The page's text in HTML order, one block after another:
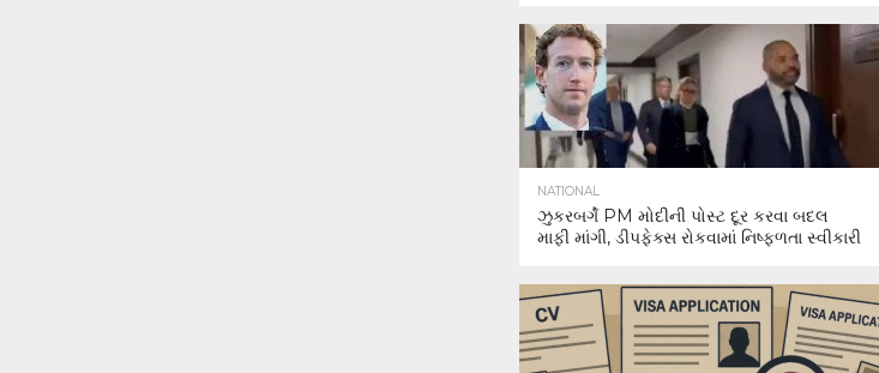
NATIONAL
ઝુકરબર્ગે PM મોદીની પોસ્ટ દૂર કરવા બદલ
માફી માંગી, ડીપફેક્સ રોકવામાં નિષ્ફળતા સ્વીકારી